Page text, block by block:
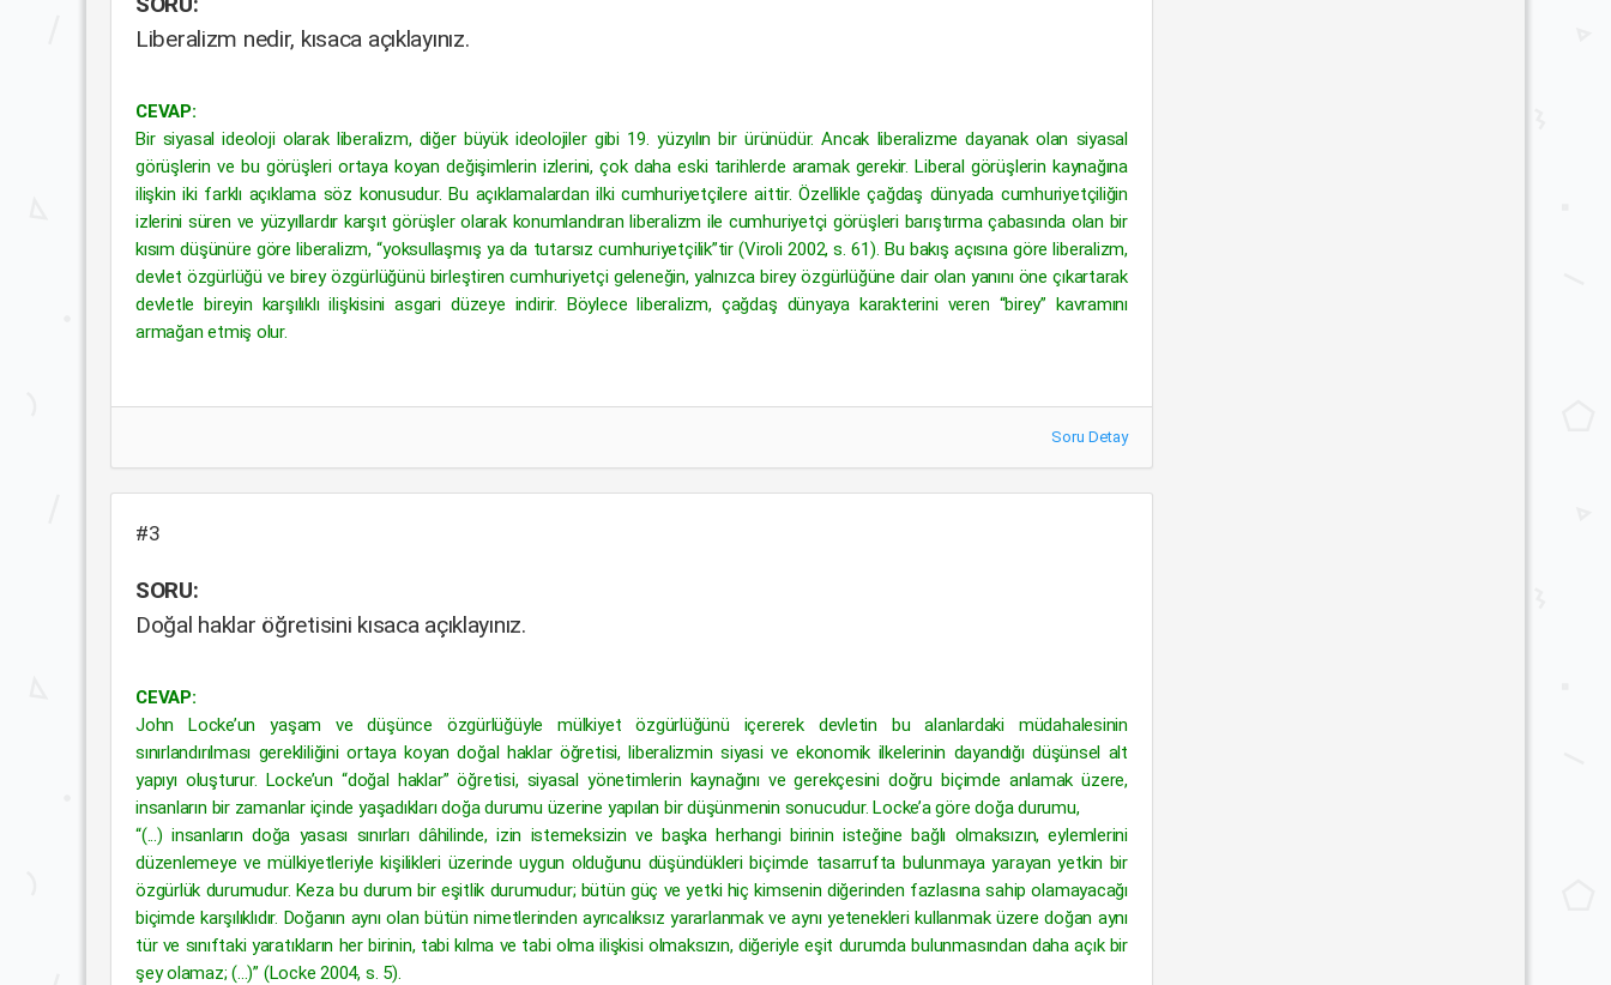
Liberalizm nedir, kısaca açıklayınız.
CEVAP:
Bir siyasal ideoloji olarak liberalizm, diğer büyük ideolojiler gibi 19. yüzyılın bir ürünüdür. Ancak liberalizme dayanak olan siyasal
görüşlerin ve bu görüşleri ortaya koyan değişimlerin izlerini, çok daha eski tarihlerde aramak gerekir. Liberal görüşlerin kaynağına
ilişkin iki farklı açıklama söz konusudur. Bu açıklamalardan ilki cumhuriyetçilere aittir. Özellikle çağdaş dünyada cumhuriyetçiliğin
izlerini süren ve yüzyıllardır karşıt görüşler olarak konumlandıran liberalizm ile cumhuriyetçi görüşleri barıştırma çabasında olan bir
kısım düşünüre göre liberalizm, “yoksullaşmış ya da tutarsız cumhuriyetçilik”tir (Viroli 2002, s. 61). Bu bakış açısına göre liberalizm,
devlet özgürlüğü ve birey özgürlüğünü birleştiren cumhuriyetçi geleneğin, yalnızca birey özgürlüğüne dair olan yanını öne çıkartarak
devletle bireyin karşılıklı ilişkisini asgari düzeye indirir. Böylece liberalizm, çağdaş dünyaya karakterini veren “birey” kavramını
armağan etmiş olur.
Soru Detay
#3
SORU:
Doğal haklar öğretisini kısaca açıklayınız.
CEVAP:
John Locke’un yaşam ve düşünce özgürlüğüyle mülkiyet özgürlüğünü içererek devletin bu alanlardaki müdahalesinin
sınırlandırılması gerekliliğini ortaya koyan doğal haklar öğretisi, liberalizmin siyasi ve ekonomik ilkelerinin dayandığı düşünsel alt
yapıyı oluşturur. Locke’un “doğal haklar” öğretisi, siyasal yönetimlerin kaynağını ve gerekçesini doğru biçimde anlamak üzere,
insanların bir zamanlar içinde yaşadıkları doğa durumu üzerine yapılan bir düşünmenin sonucudur. Locke’a göre doğa durumu,
“(...) insanların doğa yasası sınırları dâhilinde, izin istemeksizin ve başka herhangi birinin isteğine bağlı olmaksızın, eylemlerini
düzenlemeye ve mülkiyetleriyle kişilikleri üzerinde uygun olduğunu düşündükleri biçimde tasarrufta bulunmaya yarayan yetkin bir
özgürlük durumudur. Keza bu durum bir eşitlik durumudur; bütün güç ve yetki hiç kimsenin diğerinden fazlasına sahip olamayacağı
biçimde karşılıklıdır. Doğanın aynı olan bütün nimetlerinden ayrıcalıksız yararlanmak ve aynı yetenekleri kullanmak üzere doğan aynı
tür ve sınıftaki yaratıkların her birinin, tabi kılma ve tabi olma ilişkisi olmaksızın, diğeriyle eşit durumda bulunmasından daha açık bir
şey olamaz; (...)” (Locke 2004, s. 5).